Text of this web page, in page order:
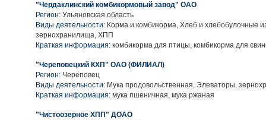
"Чердаклинский комбикормовый завод" ОАО
Регион: Ульяновская область
Виды деятельности: Корма и комбикорма, Хлеб и хлебобулочные
зернохранилища, ХПП
Краткая информация: комбикорма для птицы, комбикорма для
"Череповецкий КХП" ОАО (ФИЛИАЛ)
Регион: Череповец
Виды деятельности: Мука продовольственная, Элеваторы,
Краткая информация: мука пшеничная, мука ржаная
"Чистоозерное ХПП" ДОАО